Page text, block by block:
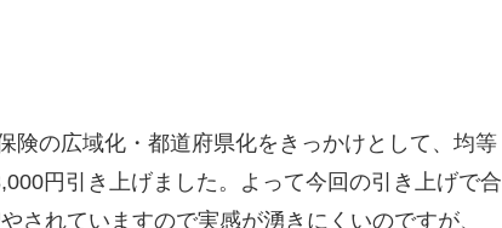
険の広域化・都道府県化をきっかけとして、均等
円引き上げました。よって今回の引き上げで合
されていますので実感が湧きにくいのですが、